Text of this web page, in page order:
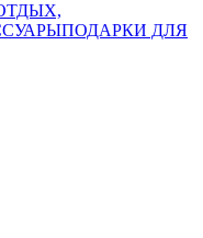
ПОДАРКИ ДЛЯ